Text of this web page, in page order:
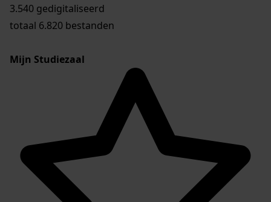
3.540 gedigitaliseerd
totaal 6.820 bestanden
Mijn Studiezaal